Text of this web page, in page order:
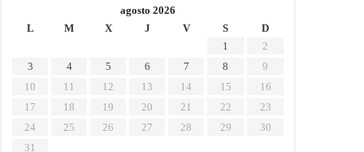
agosto 2026
L
M X J V S
D
1
2
3
4 5 6 7 8
9
10
11 12 13 14 15
16
17
18 19 20 21 22
23
24
25 26 27 28 29
30
31